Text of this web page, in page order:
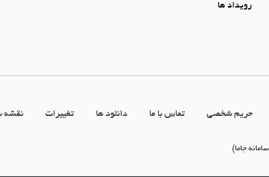
رویداد ها
حریم شخصی تماس با ما دانلود ها تغییرات نقشه